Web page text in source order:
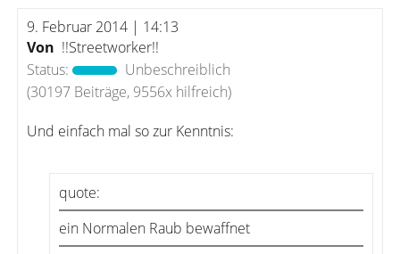
9. Februar 2014 | 14:13
Von !!Streetworker!!
Status:
Unbeschreiblich
(30197 Beiträge, 9556x hilfreich)
Und einfach mal so zur Kenntnis:
quote:
ein Normalen Raub bewaffnet